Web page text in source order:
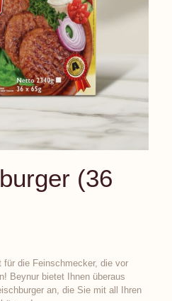
(36
für die Feinschmecker, die vor
Beynur bietet Ihnen überaus
an, die Sie mit all Ihren